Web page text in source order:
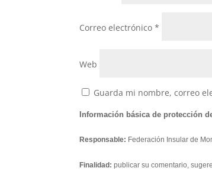
Correo electrónico*
Web
Guarda mi nombre, correo
Información básica de protección
Responsable: Federación Insular de
Finalidad: publicar su comentario,